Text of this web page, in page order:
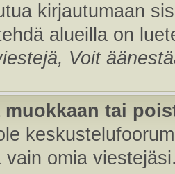
kirjautumaan
alueilla on
Voit
muokkaan tai
vain omia